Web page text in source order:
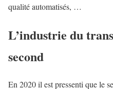
qualité automatisés, …
L’industrie du
second
En 2020 il est pressenti que le